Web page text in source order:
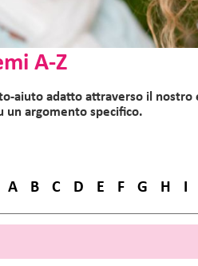
A-Z
aiuto adatto attraverso il
un argomento specifico.
A B C D E F G H I